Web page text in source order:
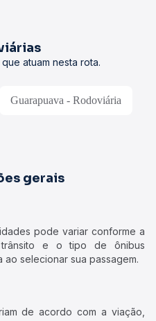
atuam nesta rota.
Guarapuava - Rodoviária
gerais
pode variar conforme a
e o tipo de ônibus
ao selecionar sua passagem.
de acordo com a viação,